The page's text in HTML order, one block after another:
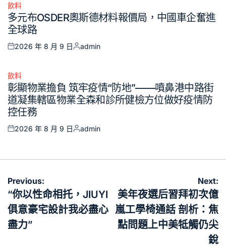
Posted
in
飲料
多元布OSDER奧斯德材料報價局，中國車企奮進
全球路
Posted
2026 年 8 月 9 日
Posted
admin
Posted
in
飲料
彰顯物業擔負 筑牢疫情“防地”——噴鼻港中路街
道凝集轄區物業全森和診所健檢方位做好疫情防
控任務
Posted
2026 年 8 月 9 日
Posted
admin
文
章
導
覽
Previous:
“你以性命相托，JIUYI
俱意豪宅設計我必盡心
盡力”
Next:
美年夜選后習拜初次億
嵐工學椅通話 剖析：焦
點問題上中美牴觸仍尖
銳